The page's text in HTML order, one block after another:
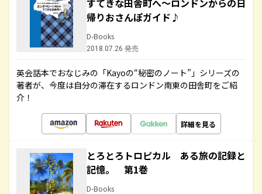
すてきな田舎町へ～ロンドンからの日
帰りおさんぽガイド♪
D-Books
2018.07.26 発売
英会話本でおなじみの「Kayoの“秘密のノート”」シリーズの
著者が、今度は自分の滞在するロンドン南東の田舎町をご紹
介！
詳細を見る
とろとろトロピカル ある旅の記録と
記憶。 第1巻
D-Books